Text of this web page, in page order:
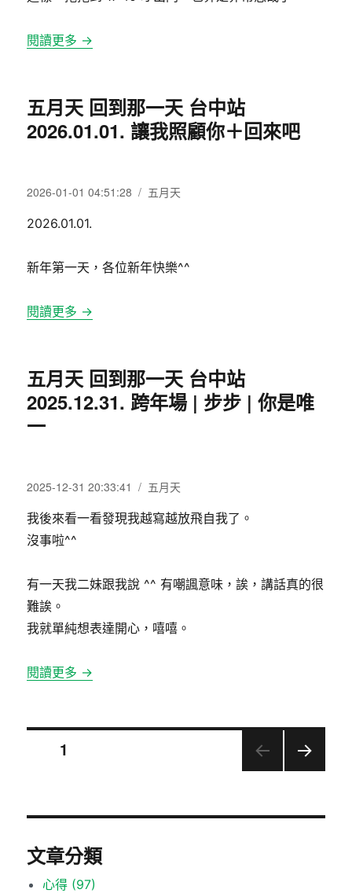
閱讀更多 →
五月天 回到那一天 台中站
2026.01.01. 讓我照顧你＋回來吧
2026.01.01.
新年第一天，各位新年快樂^^
閱讀更多 →
發
日
2026-01-01 04:51:28
分
五月天
五月天 回到那一天 台中站
2025.12.31. 跨年場 | 步步 | 你是唯
一
我後來看一看發現我越寫越放飛自我了。
沒事啦^^
有一天我二妹跟我說 ^^ 有嘲諷意味，誒，講話真的很
難誒。
我就單純想表達開心，嘻嘻。
閱讀更多 →
發
日
期:
2025-12-31 20:33:41
分
五月天
分
頁
頁次1
文章分類
心得 (97)